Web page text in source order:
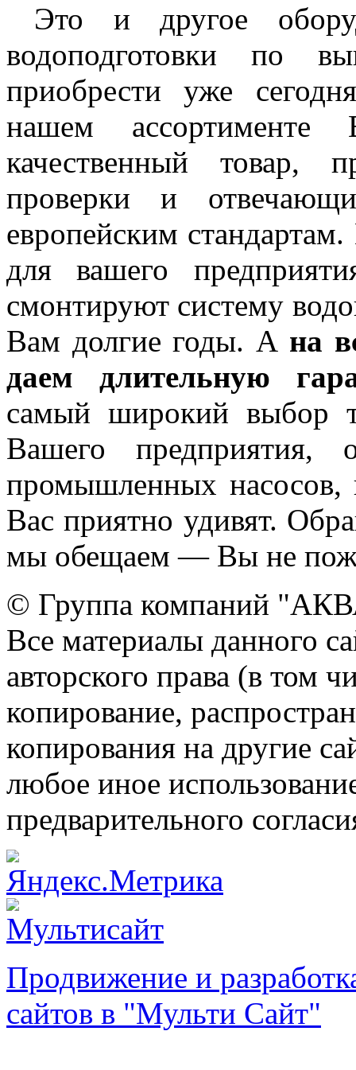
Это и другое
водоподготовки по
приобрести уже
нашем ассортименте
качественный товар,
проверки и
европейским
для вашего
смонтируют систему
Вам долгие годы. А на
даем длительную
самый широкий выбор
Вашего предприятия,
промышленных
Вас приятно удивят.
мы обещаем — Вы не
© Группа компаний
Все материалы данного
авторского права (в том
копирование,
копирования на другие
любое иное
предварительного
Продвижение и
сайтов в "Мульти Сайт"